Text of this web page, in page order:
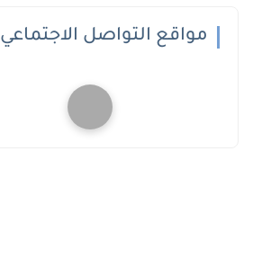
مواقع التواصل الاجتماعي